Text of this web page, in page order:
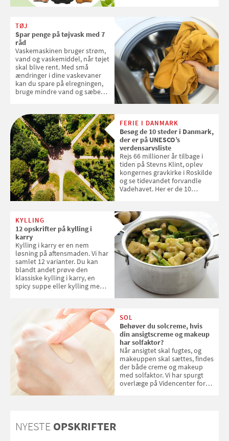
favoritter. Det fejrer Samvirke
med en quiz om alt det danske
frugt, vi elsker. Konkurrencen
slutter fredag d. 18. september
2026
TØJ
Spar penge på tøjvask med 7
råd
Vaskemaskinen bruger strøm,
vand og vaskemiddel, når tøjet
skal blive rent. Med små
ændringer i dine vaskevaner
kan du spare på elregningen,
bruge mindre vand og sæbe
enkle råd til at spare penge på
tøjvasken
FERIE I DANMARK
Besøg de 10 steder i Danmark,
der er på UNESCO’s
verdensarvsliste
Rejs 66 millioner år tilbage i
tiden på Stevns Klint, oplev
kongernes gravkirke i Roskilde
og se tidevandet forvandle
Vadehavet. Her er de 10
KYLLING
12 opskrifter på kylling i
karry
Kylling i karry er en nem
løsning på aftensmaden. Vi har
samlet 12 varianter. Du kan
blandt andet prøve den
klassiske kylling i karry, en
spicy suppe eller kylling med
SOL
Behøver du solcreme, hvis
din ansigtscreme og makeup
har solfaktor?
Når ansigtet skal fugtes, og
makeuppen skal sættes, findes
der både creme og makeup
med solfaktor. Vi har spurgt
overlæge på Videncenter for
NYESTE OPSKRIFTER